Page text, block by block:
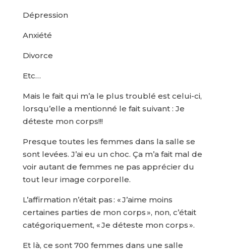
Dépression
Anxiété
Divorce
Etc…
Mais le fait qui m’a le plus troublé est celui-ci,
lorsqu’elle a mentionné le fait suivant : Je
déteste mon corps!!!
Presque toutes les femmes dans la salle se
sont levées. J’ai eu un choc. Ça m’a fait mal de
voir autant de femmes ne pas apprécier du
tout leur image corporelle.
L’affirmation n’était pas : « J’aime moins
certaines parties de mon corps », non, c’était
catégoriquement, « Je déteste mon corps ».
Et là, ce sont 700 femmes dans une salle